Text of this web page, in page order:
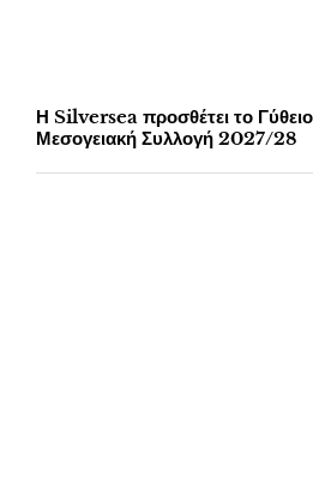
Η Silversea προσθέτει το
Μεσογειακή Συλλογή 2027/28